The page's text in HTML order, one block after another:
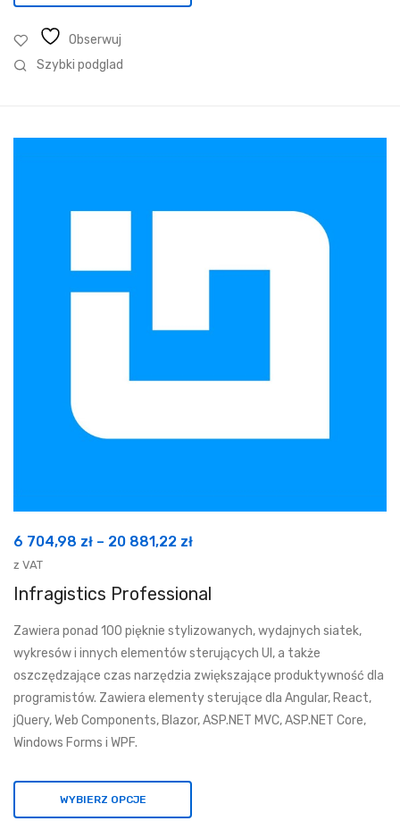
Obserwuj
Szybki podglad
6 704,98 zł – 20 881,22 złZakres
od
704,98 zł
20
881,22 zł
z VAT
Infragistics Professional
Zawiera ponad 100 pięknie stylizowanych, wydajnych siatek,
wykresów i innych elementów sterujących UI, a także
oszczędzające czas narzędzia zwiększające produktywność dla
programistów. Zawiera elementy sterujące dla Angular, React,
jQuery, Web Components, Blazor, ASP.NET MVC, ASP.NET Core,
Windows Forms i WPF.
WYBIERZ OPCJE